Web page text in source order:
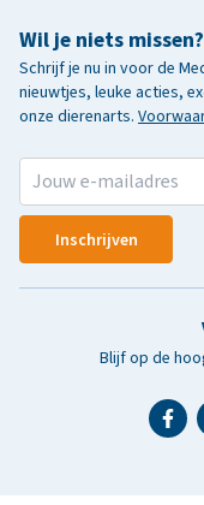
Wil je niets missen?
Schrijf je nu in voor de
nieuwtjes, leuke acties,
onze dierenarts.
Inschrijven
Blijf op de